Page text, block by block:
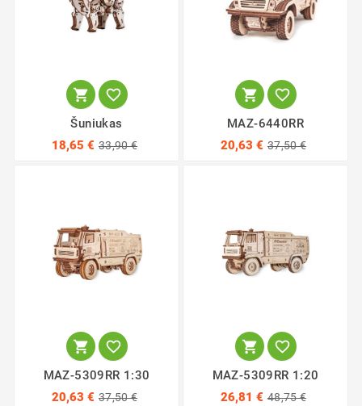
 
Šuniukas
18,65 € 33,90 €
 
MAZ-6440RR
20,63 € 37,50 €
 
MAZ-5309RR 1:30
20,63 € 37,50 €
 
MAZ-5309RR 1:20
26,81 € 48,75 €